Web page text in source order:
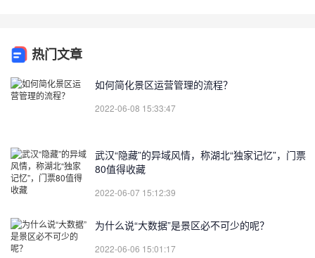
热门文章
如何简化景区运营管理的流程？
2022-06-08 15:33:47
武汉“隐藏”的异域风情，称湖北“独家记忆”，门票
80值得收藏
2022-06-07 15:12:39
为什么说“大数据”是景区必不可少的呢？
2022-06-06 15:01:17